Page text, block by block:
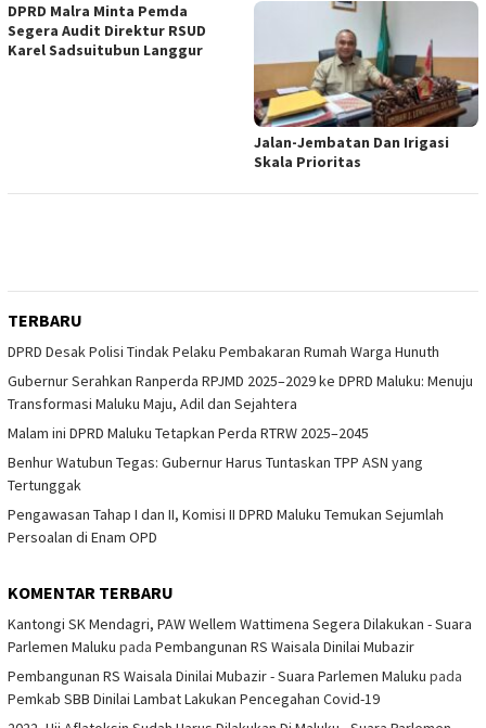
DPRD Malra Minta Pemda
Segera Audit Direktur RSUD
Karel Sadsuitubun Langgur
Jalan-Jembatan Dan Irigasi
Skala Prioritas
TERBARU
DPRD Desak Polisi Tindak Pelaku Pembakaran Rumah Warga Hunuth
Gubernur Serahkan Ranperda RPJMD 2025–2029 ke DPRD Maluku: Menuju
Transformasi Maluku Maju, Adil dan Sejahtera
Malam ini DPRD Maluku Tetapkan Perda RTRW 2025–2045
Benhur Watubun Tegas: Gubernur Harus Tuntaskan TPP ASN yang
Tertunggak
Pengawasan Tahap I dan II, Komisi II DPRD Maluku Temukan Sejumlah
Persoalan di Enam OPD
KOMENTAR TERBARU
Kantongi SK Mendagri, PAW Wellem Wattimena Segera Dilakukan - Suara
Parlemen Maluku pada Pembangunan RS Waisala Dinilai Mubazir
Pembangunan RS Waisala Dinilai Mubazir - Suara Parlemen Maluku pada
Pemkab SBB Dinilai Lambat Lakukan Pencegahan Covid-19